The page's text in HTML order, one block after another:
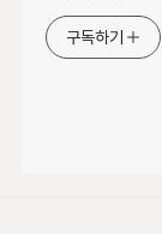
구독하기